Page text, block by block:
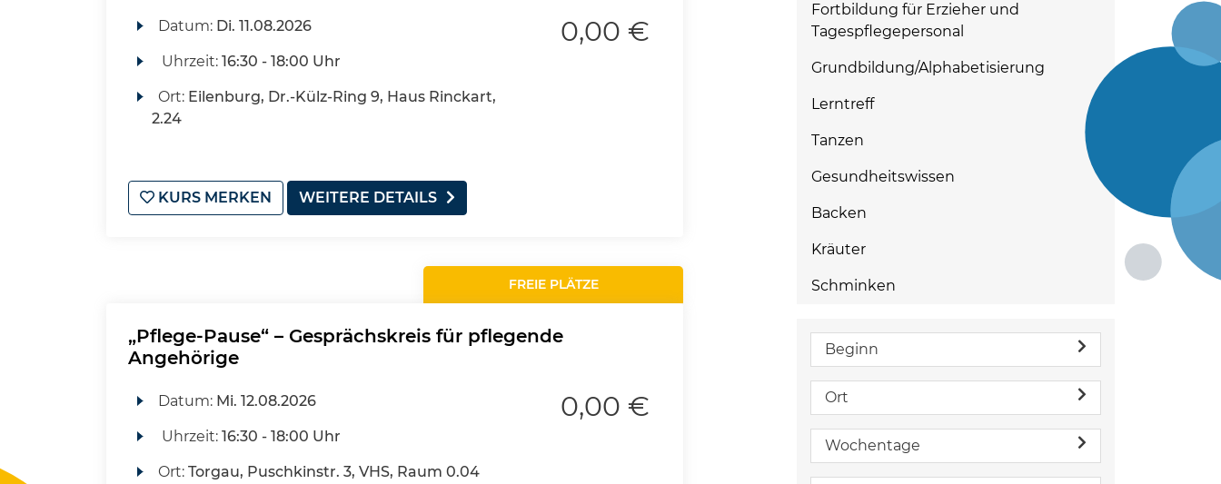
Datum: Di. 11.08.2026
Uhrzeit: 16:30 - 18:00 Uhr
Ort: Eilenburg, Dr.-Külz-Ring 9, Haus Rinckart,
2.24
0,00 €
KURS MERKEN WEITERE DETAILS
FREIE PLÄTZE
„Pflege-Pause“ – Gesprächskreis für pflegende
Angehörige
Datum: Mi. 12.08.2026
Uhrzeit: 16:30 - 18:00 Uhr
Ort: Torgau, Puschkinstr. 3, VHS, Raum 0.04
0,00 €
Fortbildung für Erzieher und
Tagespflegepersonal
Grundbildung/Alphabetisierung
Lerntreff
Tanzen
Gesundheitswissen
Backen
Kräuter
Schminken
Beginn
Ort
Wochentage